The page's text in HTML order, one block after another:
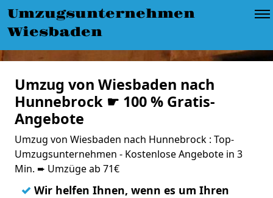
Umzugsunternehmen
Wiesbaden
Umzug von Wiesbaden nach
Hunnebrock ☛ 100 % Gratis-
Angebote
Umzug von Wiesbaden nach Hunnebrock : Top-
Umzugsunternehmen - Kostenlose Angebote in 3
Min. ➨ Umzüge ab 71€
✓ Wir helfen Ihnen, wenn es um Ihren